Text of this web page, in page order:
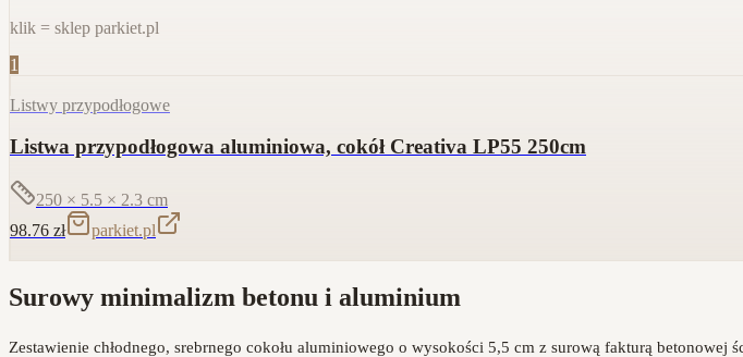
klik = sklep parkiet.pl
1
Listwy przypodłogowe
Listwa przypodłogowa aluminiowa, cokół Creativa LP55 250cm
250 × 5.5 × 2.3 cm
98.76 zł parkiet.pl
Surowy minimalizm betonu i aluminium
Zestawienie chłodnego, srebrnego cokołu aluminiowego o wysokości 5,5 cm z surową fakturą